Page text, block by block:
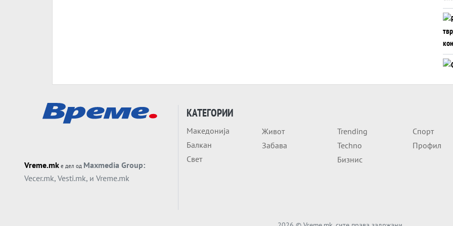
Vreme.mk е дел од Maxmedia Group:
Vecer.mk, Vesti.mk, и Vreme.mk
КАТЕГОРИИ
Македонија
Балкан
Свет
Живот
Забава
Trending
Techno
Бизнис
Спорт
Профил